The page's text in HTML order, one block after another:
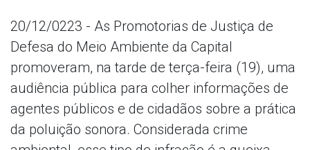
20/12/0223 - As Promotorias de Justiça de
Defesa do Meio Ambiente da Capital
promoveram, na tarde de terça-feira (19), uma
audiência pública para colher informações de
agentes públicos e de cidadãos sobre a prática
da poluição sonora. Considerada crime